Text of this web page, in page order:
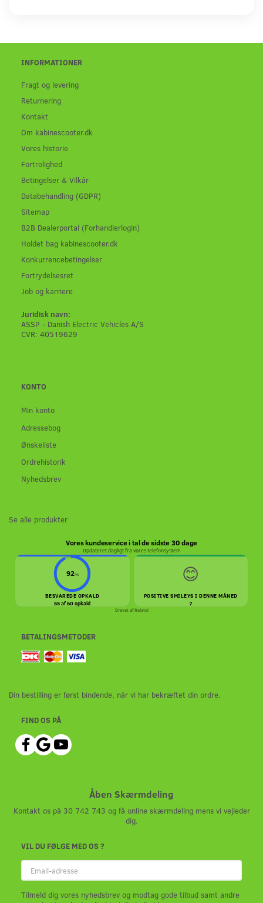
INFORMATIONER
Fragt og levering
Returnering
Kontakt
Om kabinescooter.dk
Vores historie
Fortrolighed
Betingelser & Vilkår
Databehandling (GDPR)
Sitemap
B2B Dealerportal (Forhandlerlogin)
Holdet bag kabinescooter.dk
Konkurrencebetingelser
Fortrydelsesret
Job og karriere
Juridisk navn:
ASSP - Danish Electric Vehicles A/S
CVR: 40519629
KONTO
Min konto
Adressebog
Ønskeliste
Ordrehistorik
Nyhedsbrev
Se alle produkter
Vores kundeservice i tal de sidste 30 dage
Opdateret dagligt fra vores telefonsystem
92%
BESVAREDE OPKALD
55 af 60 opkald
😊
POSITIVE SMILEYS I DENNE MÅNED
7
Drevet afRelatel
BETALINGSMETODER
Din bestilling er først bindende, når vi har bekræftet din ordre.
FIND OS PÅ
Åben Skærmdeling
Kontakt os på 30 742 743 og få online skærmdeling mens vi vejleder
dig.
VIL DU FØLGE MED OS ?
Email-
adresse
Tilmeld dig vores nyhedsbrev og modtag gode tilbud samt andre